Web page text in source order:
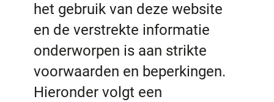
het gebruik van deze website
en de verstrekte informatie
onderworpen is aan strikte
voorwaarden en beperkingen.
Hieronder volgt een